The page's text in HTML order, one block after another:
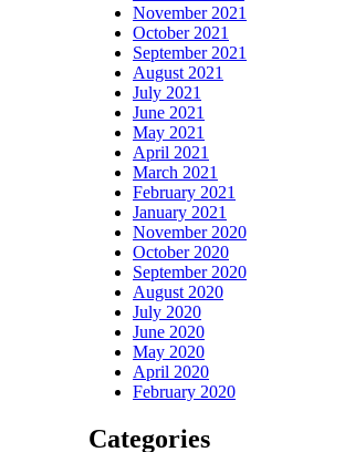
November 2021
October 2021
September 2021
August 2021
July 2021
June 2021
May 2021
April 2021
March 2021
February 2021
January 2021
November 2020
October 2020
September 2020
August 2020
July 2020
June 2020
May 2020
April 2020
February 2020
Categories